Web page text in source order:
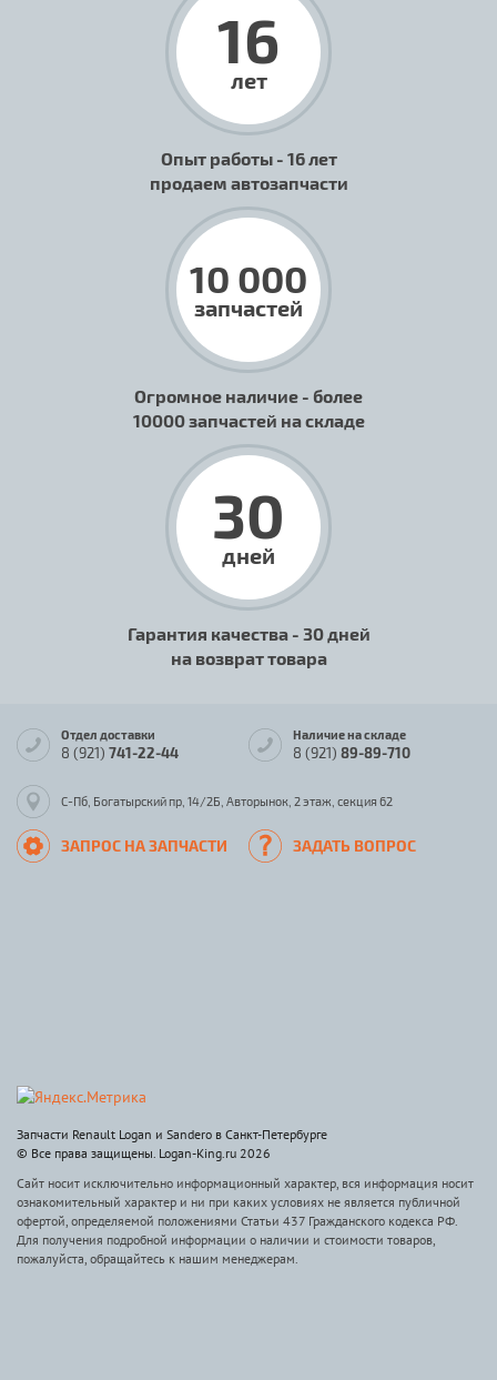
16
лет
Опыт работы - 16 лет
продаем автозапчасти
10 000
запчастей
Огромное наличие - более
10000 запчастей на складе
30
дней
Гарантия качества - 30 дней
на возврат товара
Отдел доставки
8 (921) 741-22-44
Наличие на складе
8 (921) 89-89-710
С-Пб, Богатырский пр, 14/2Б, Авторынок, 2 этаж, секция 62
ЗАПРОС НА ЗАПЧАСТИ ЗАДАТЬ ВОПРОС
Запчасти Renault Logan и Sandero в Санкт-Петербурге
© Все права защищены. Logan-King.ru 2026
Сайт носит исключительно информационный характер, вся информация носит
ознакомительный характер и ни при каких условиях не является публичной
офертой, определяемой положениями Статьи 437 Гражданского кодекса РФ.
Для получения подробной информации о наличии и стоимости товаров,
пожалуйста, обращайтесь к нашим менеджерам.